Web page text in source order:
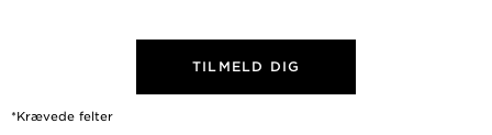
TILMELD DIG
*Krævede felter